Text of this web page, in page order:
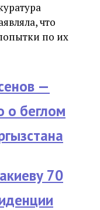
что
по их
—
о беглом
70